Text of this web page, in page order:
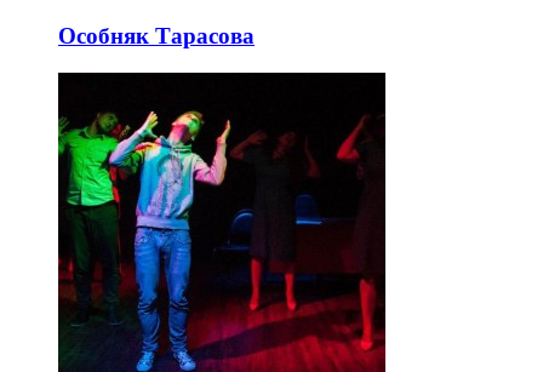
Особняк Тарасова